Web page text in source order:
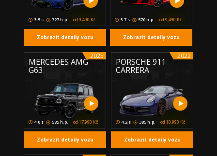
PORSCHE 911
CARRERA
od 10.990 Kč
4.2 s 385 h.p.
2022
Zobrazit detaily vozu
od 9.490 Kč
3.5 s 727 h.p.
Zobrazit detaily vozu
od 9.490 Kč
3.7 s 570 h.p.
Zobrazit detaily vozu
MERCEDES AMG
G63
od 17.990 Kč
4.0 s 585 h.p.
2025
Zobrazit detaily vozu